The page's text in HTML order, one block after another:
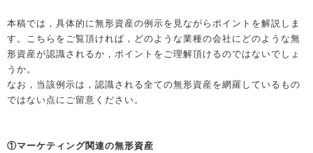
本稿では，具体的に無形資産の例示を見ながらポイントを解説しま
す。こちらをご覧頂ければ，どのような業種の会社にどのような無
形資産が認識されるか，ポイントをご理解頂けるのではないでしょ
うか。
なお，当該例示は，認識される全ての無形資産を網羅しているもの
ではない点にご留意ください。
①マーケティング関連の無形資産